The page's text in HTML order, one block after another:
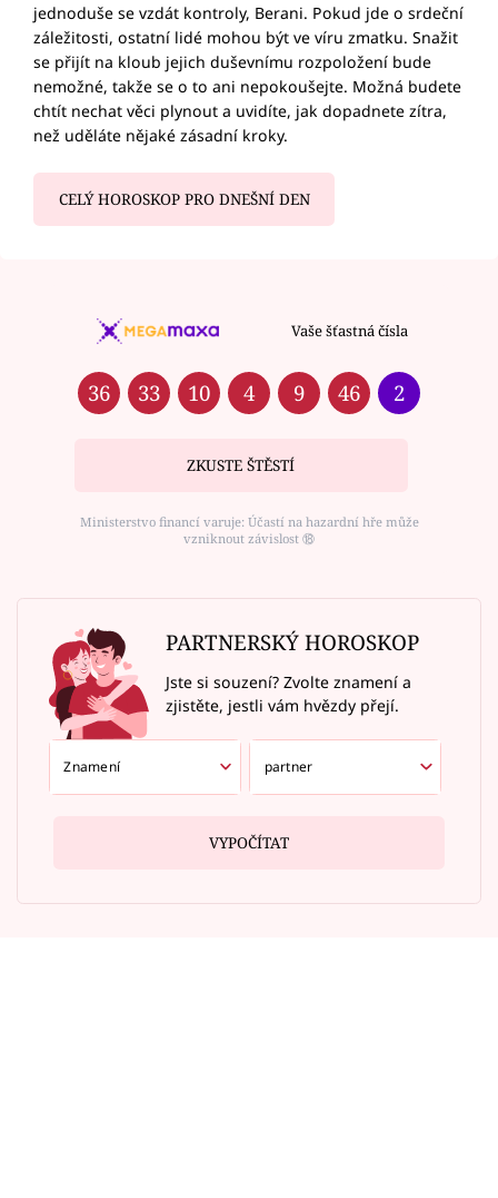
jednoduše se vzdát kontroly, Berani. Pokud jde o srdeční
záležitosti, ostatní lidé mohou být ve víru zmatku. Snažit
se přijít na kloub jejich duševnímu rozpoložení bude
nemožné, takže se o to ani nepokoušejte. Možná budete
chtít nechat věci plynout a uvidíte, jak dopadnete zítra,
než uděláte nějaké zásadní kroky.
CELÝ HOROSKOP PRO DNEŠNÍ DEN
Vaše šťastná čísla
36 33 10 4 9 46 2
ZKUSTE ŠTĚSTÍ
Ministerstvo financí varuje: Účastí na hazardní hře může
vzniknout závislost ⑱
PARTNERSKÝ HOROSKOP
Jste si souzení? Zvolte znamení a
zjistěte, jestli vám hvězdy přejí.
VYPOČÍTAT